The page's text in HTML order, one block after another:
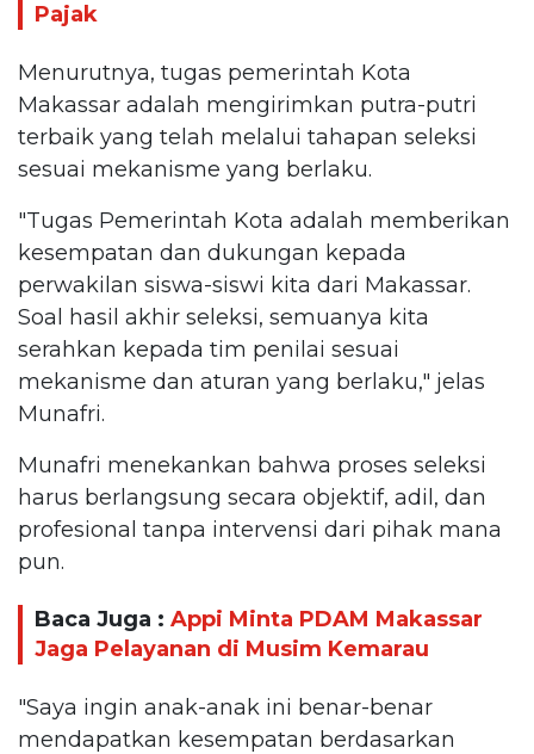
Pajak
Menurutnya, tugas pemerintah Kota
Makassar adalah mengirimkan putra-putri
terbaik yang telah melalui tahapan seleksi
sesuai mekanisme yang berlaku.
"Tugas Pemerintah Kota adalah memberikan
kesempatan dan dukungan kepada
perwakilan siswa-siswi kita dari Makassar.
Soal hasil akhir seleksi, semuanya kita
serahkan kepada tim penilai sesuai
mekanisme dan aturan yang berlaku," jelas
Munafri.
Munafri menekankan bahwa proses seleksi
harus berlangsung secara objektif, adil, dan
profesional tanpa intervensi dari pihak mana
pun.
Baca Juga : Appi Minta PDAM Makassar
Jaga Pelayanan di Musim Kemarau
"Saya ingin anak-anak ini benar-benar
mendapatkan kesempatan berdasarkan